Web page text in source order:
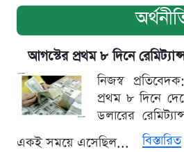
আগস্টের প্রথম ৮ দিনে
নিজস্ব
প্রথম ৮ দিনে
ডলারের
একই সময়ে এসেছিল...
বিস্তারিত